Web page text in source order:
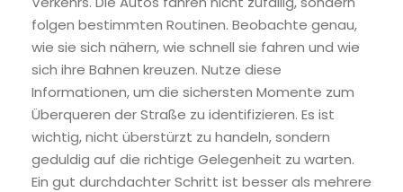
folgen bestimmten Routinen. Beobachte genau,
wie sie sich nähern, wie schnell sie fahren und wie
sich ihre Bahnen kreuzen. Nutze diese
Informationen, um die sichersten Momente zum
Überqueren der Straße zu identifizieren. Es ist
wichtig, nicht überstürzt zu handeln, sondern
geduldig auf die richtige Gelegenheit zu warten.
Ein gut durchdachter Schritt ist besser als mehrere